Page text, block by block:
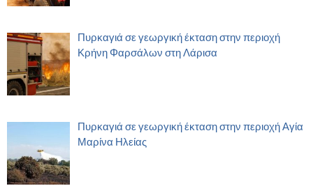
Πυρκαγιά σε γεωργική έκταση στην περιοχή
Κρήνη Φαρσάλων στη Λάρισα
Πυρκαγιά σε γεωργική έκταση στην περιοχή Αγία
Μαρίνα Ηλείας